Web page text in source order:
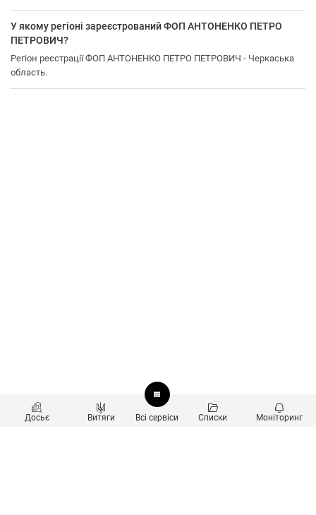
У якому регіоні зареєстрований ФОП АНТОНЕНКО ПЕТРО
ПЕТРОВИЧ?
Регіон реєстрації ФОП АНТОНЕНКО ПЕТРО ПЕТРОВИЧ - Черкаська
область.
Досьє Витяги Всі сервіси Списки Моніторинг